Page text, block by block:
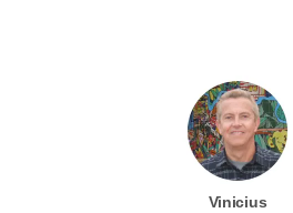
Vinicius